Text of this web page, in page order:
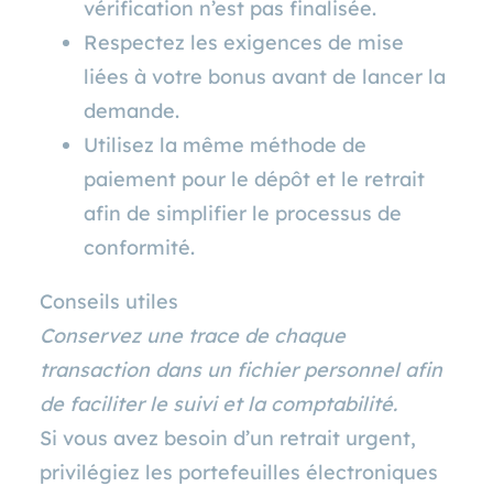
vérification n’est pas finalisée.
Respectez les exigences de mise
liées à votre bonus avant de lancer la
demande.
Utilisez la même méthode de
paiement pour le dépôt et le retrait
afin de simplifier le processus de
conformité.
Conseils utiles
Conservez une trace de chaque
transaction dans un fichier personnel afin
de faciliter le suivi et la comptabilité.
Si vous avez besoin d’un retrait urgent,
privilégiez les portefeuilles électroniques